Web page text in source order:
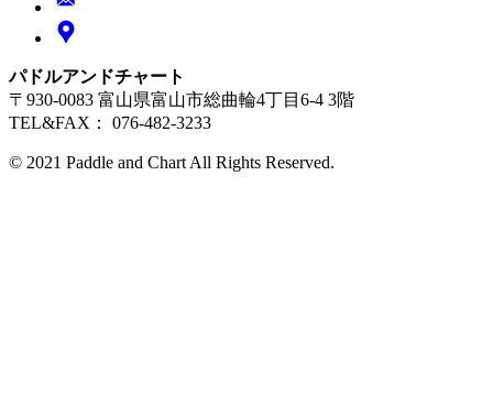
パドルアンドチャート
〒930-0083 富山県富山市総曲輪4丁目6-4 3階
TEL&FAX： 076-482-3233
© 2021 Paddle and Chart All Rights Reserved.